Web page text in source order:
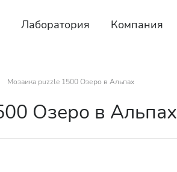
Лаборатория Компания
Мозаика puzzle 1500 Озеро в Альпах
Озеро в Альпах